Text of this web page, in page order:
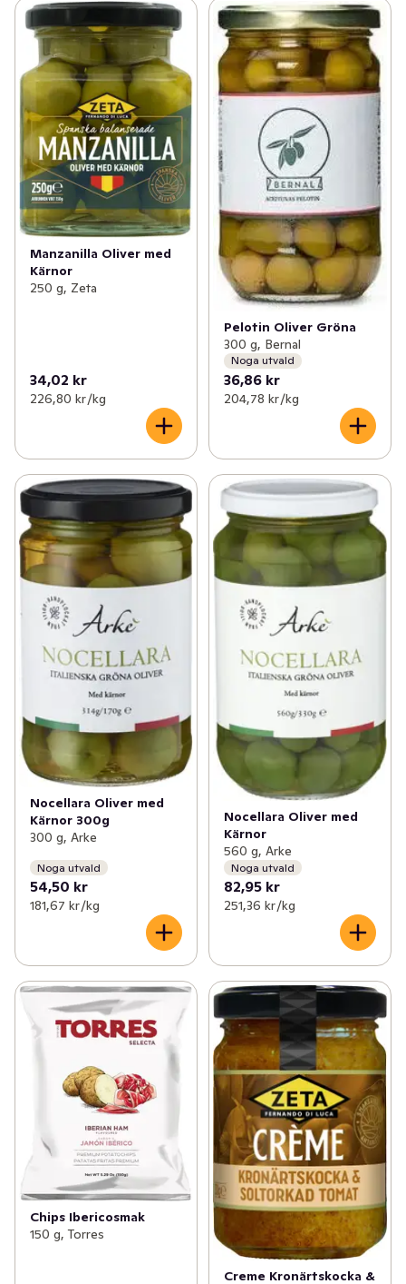
Manzanilla Oliver med
Kärnor
250 g, Zeta
34,02 kr
226,80 kr /kg
Pelotin Oliver Gröna
300 g, Bernal
Noga utvald
36,86 kr
204,78 kr /kg
Nocellara Oliver med
Kärnor 300g
300 g, Arke
Noga utvald
54,50 kr
181,67 kr /kg
Nocellara Oliver med
Kärnor
560 g, Arke
Noga utvald
82,95 kr
251,36 kr /kg
Chips Ibericosmak
150 g, Torres
Creme Kronärtskocka &